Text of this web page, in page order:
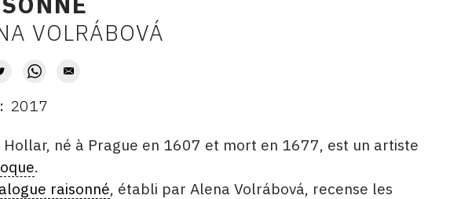
VOLRÁBOVÁ
2017
Hollar, né à Prague en 1607 et mort en 1677, est un artiste
.
raisonné, établi par Alena Volrábová, recense les